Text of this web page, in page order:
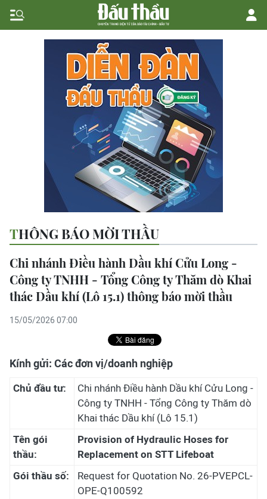
THÔNG BÁO MỜI THẦU
Chi nhánh Điều hành Dầu khí Cửu Long -
Công ty TNHH - Tổng Công ty Thăm dò Khai
thác Dầu khí (Lô 15.1) thông báo mời thầu
15/05/2026 07:00
Kính gửi: Các đơn vị/doanh nghiệp
Chủ đầu tư:
Chi nhánh Điều hành Dầu khí Cửu Long -
Công ty TNHH - Tổng Công ty Thăm dò
Khai thác Dầu khí (Lô 15.1)
Tên gói
thầu:
Provision of Hydraulic Hoses for
Replacement on STT Lifeboat
Gói thầu số:
Request for Quotation No. 26-PVEPCL-
OPE-Q100592